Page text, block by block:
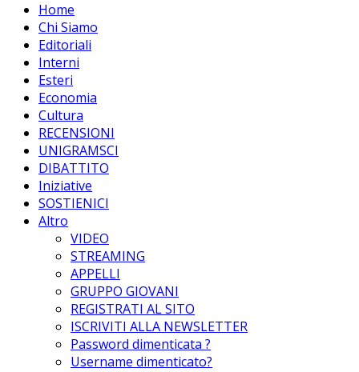
Home
Chi Siamo
Editoriali
Interni
Esteri
Economia
Cultura
RECENSIONI
UNIGRAMSCI
DIBATTITO
Iniziative
SOSTIENICI
Altro
VIDEO
STREAMING
APPELLI
GRUPPO GIOVANI
REGISTRATI AL SITO
ISCRIVITI ALLA NEWSLETTER
Password dimenticata ?
Username dimenticato?